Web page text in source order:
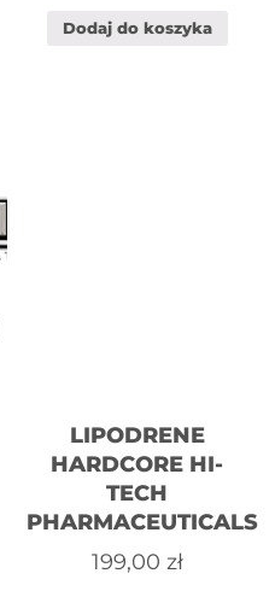
Dodaj do koszyka
LIPODRENE
HARDCORE HI-
TECH
PHARMACEUTICALS
199,00 zł